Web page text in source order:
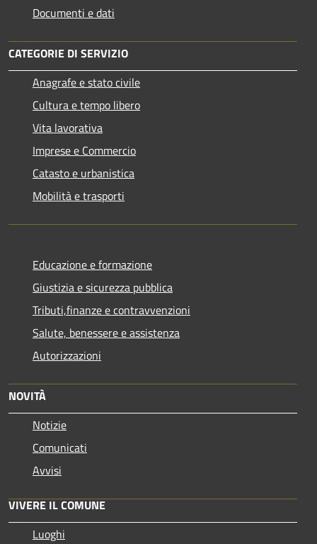
Documenti e dati
CATEGORIE DI SERVIZIO
Anagrafe e stato civile
Cultura e tempo libero
Vita lavorativa
Imprese e Commercio
Catasto e urbanistica
Mobilità e trasporti
Educazione e formazione
Giustizia e sicurezza pubblica
Tributi,finanze e contravvenzioni
Salute, benessere e assistenza
Autorizzazioni
NOVITÀ
Notizie
Comunicati
Avvisi
VIVERE IL COMUNE
Luoghi